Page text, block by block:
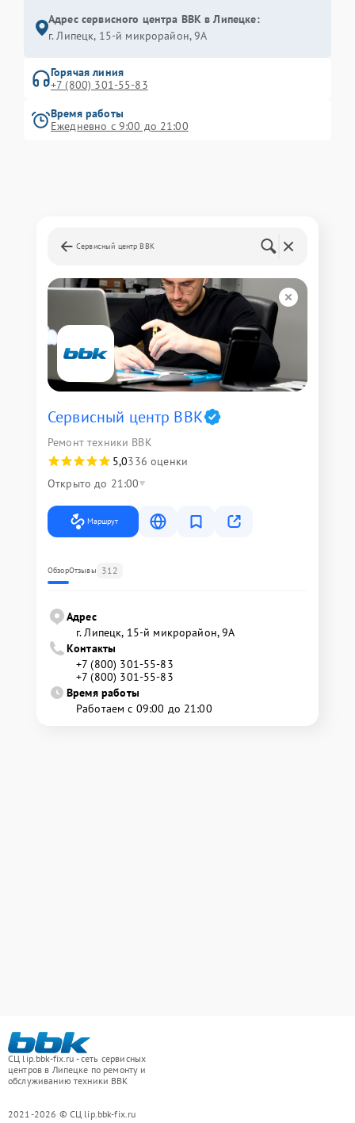
Адрес сервисного центра BBK в Липецке:
г. Липецк, 15-й микрорайон, 9А
Горячая линия
+7 (800) 301-55-83
Время работы
Ежедневно с 9:00 до 21:00
Сервисный центр BBK
Сервисный центр BBK
Ремонт техники BBK
5,0336 оценки
Открыто до 21:00
Маршрут
ОбзорОтзывы 312
Адрес
г. Липецк, 15-й микрорайон, 9А
Контакты
+7 (800) 301-55-83
+7 (800) 301-55-83
Время работы
Работаем с 09:00 до 21:00
СЦ lip.bbk-fix.ru - сеть сервисных
центров в Липецке по ремонту и
обслуживанию техники BBK
2021-2026 © СЦ lip.bbk-fix.ru